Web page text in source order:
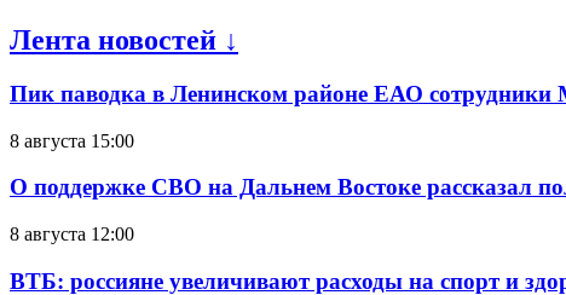
Лента новостей ↓
Пик паводка в Ленинском районе ЕАО сотрудники
8 августа 15:00
О поддержке СВО на Дальнем Востоке рассказал
8 августа 12:00
ВТБ: россияне увеличивают расходы на спорт и